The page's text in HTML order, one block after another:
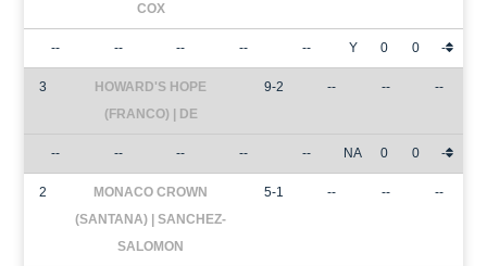
COX
-- -- -- -- -- Y 0 0 -
3
HOWARD'S HOPE
(FRANCO) | DE
9-2 -- -- --
-- -- -- -- -- NA 0 0 -
2
MONACO CROWN
(SANTANA) | SANCHEZ-
SALOMON
5-1 -- -- --